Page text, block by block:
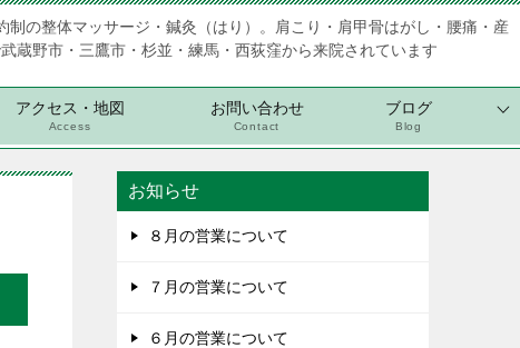
制の整体マッサージ・鍼灸（はり）。肩こり・肩甲骨はがし・腰痛・産
蔵野市・三鷹市・杉並・練馬・西荻窪から来院されています
アクセス・地図
Access
お問い合わせ
Contact
ブログ
Blog
お知らせ
８月の営業について
７月の営業について
６月の営業について